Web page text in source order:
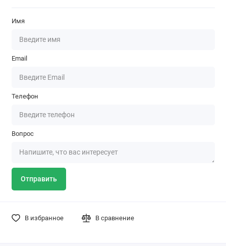
Имя
Email
Телефон
Вопрос
Отправить
В избранное В сравнение